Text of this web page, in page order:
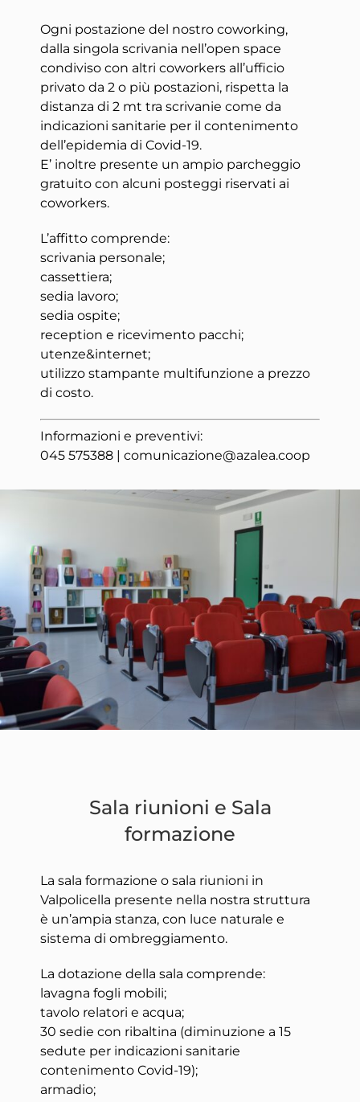
Ogni postazione del nostro coworking,
dalla singola scrivania nell’open space
condiviso con altri coworkers all’ufficio
privato da 2 o più postazioni, rispetta la
distanza di 2 mt tra scrivanie come da
indicazioni sanitarie per il contenimento
dell’epidemia di Covid-19.
E’ inoltre presente un ampio parcheggio
gratuito con alcuni posteggi riservati ai
coworkers.
L’affitto comprende:
scrivania personale;
cassettiera;
sedia lavoro;
sedia ospite;
reception e ricevimento pacchi;
utenze&internet;
utilizzo stampante multifunzione a prezzo
di costo.
Informazioni e preventivi:
045 575388 | comunicazione@azalea.coop
Sala riunioni e Sala
formazione
La sala formazione o sala riunioni in
Valpolicella presente nella nostra struttura
è un’ampia stanza, con luce naturale e
sistema di ombreggiamento.
La dotazione della sala comprende:
lavagna fogli mobili;
tavolo relatori e acqua;
30 sedie con ribaltina (diminuzione a 15
sedute per indicazioni sanitarie
contenimento Covid-19);
armadio;